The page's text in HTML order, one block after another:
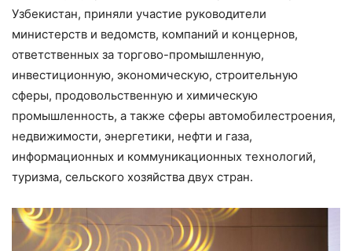
Узбекистан, приняли участие руководители
министерств и ведомств, компаний и концернов,
ответственных за торгово-промышленную,
инвестиционную, экономическую, строительную
сферы, продовольственную и химическую
промышленность, а также сферы автомобилестроения,
недвижимости, энергетики, нефти и газа,
информационных и коммуникационных технологий,
туризма, сельского хозяйства двух стран.